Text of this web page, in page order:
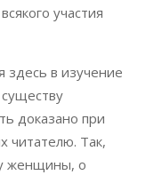
участия
здесь в изучение
существу
доказано при
читателю. Так,
женщины, о